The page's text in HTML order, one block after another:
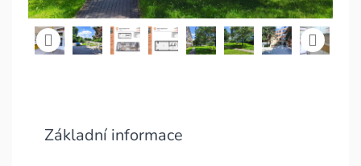
Základní informace